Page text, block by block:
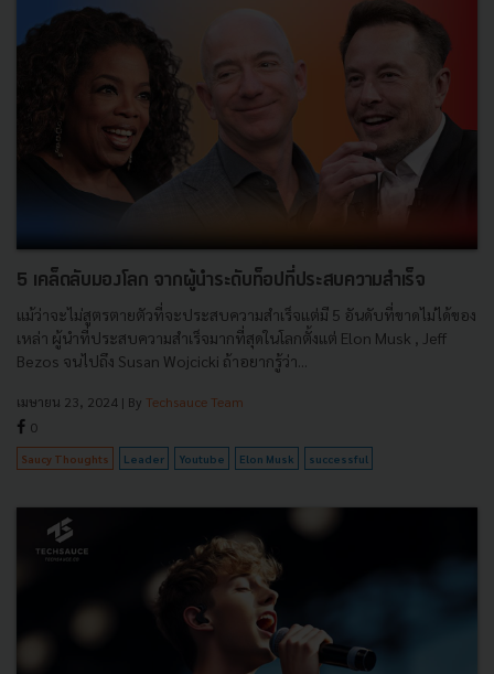
5 เคล็ดลับมองโลก จากผู้นำระดับท็อปที่ประสบความสำเร็จ
แม้ว่าจะไม่สูตรตายตัวที่จะประสบความสำเร็จแต่มี 5 อันดับที่ขาดไม่ได้ของ
เหล่า ผู้นำที่ประสบความสำเร็จมากที่สุดในโลกตั้งแต่ Elon Musk , Jeff
Bezos จนไปถึง Susan Wojcicki ถ้าอยากรู้ว่า...
เมษายน 23, 2024 | By Techsauce Team
0
Saucy Thoughts Leader Youtube Elon Musk successful